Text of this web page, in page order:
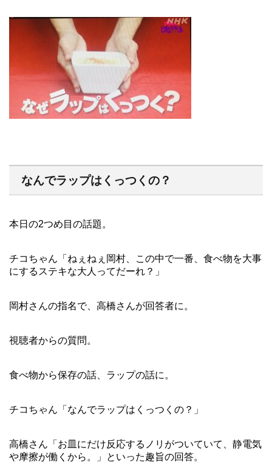
なんでラップはくっつくの？
本日の2つめ目の話題。
チコちゃん「ねぇねぇ岡村、この中で一番、食べ物を大事
にするステキな大人ってだーれ？」
岡村さんの指名で、高橋さんが回答者に。
視聴者からの質問。
食べ物から保存の話、ラップの話に。
チコちゃん「なんでラップはくっつくの？」
高橋さん「お皿にだけ反応するノリがついていて、静電気
や摩擦が働くから。」といった趣旨の回答。